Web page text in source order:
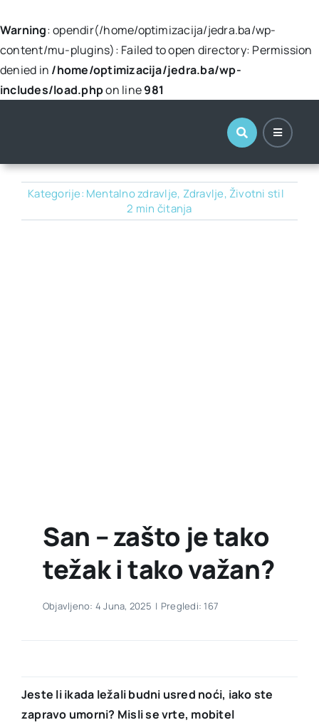
Warning: opendir(/home/optimizacija/jedra.ba/wp-
content/mu-plugins): Failed to open directory: Permission
denied in /home/optimizacija/jedra.ba/wp-
includes/load.phpon line981
Kategorije: Mentalno zdravlje, Zdravlje, Životni stil
2 min čitanja
San – zašto je tako
težak i tako važan?
Objavljeno: 4 Juna, 2025 | Pregledi: 167
Jeste li ikada ležali budni usred noći, iako ste
zapravo umorni? Misli se vrte, mobitel